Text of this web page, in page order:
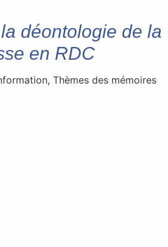
déontologie de la
en RDC
, Thèmes des mémoires